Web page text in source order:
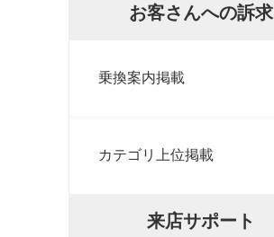
お客さんへの訴求
乗換案内掲載
カテゴリ上位掲載
来店サポート